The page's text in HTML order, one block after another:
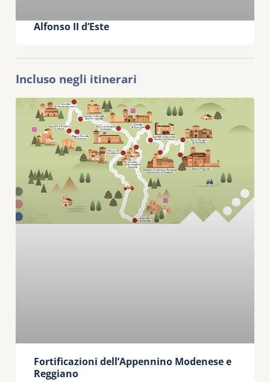
Alfonso II d’Este
Incluso negli itinerari
Fortificazioni dell’Appennino Modenese e
Reggiano